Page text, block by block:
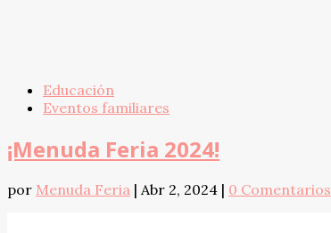
Educación
Eventos familiares
¡Menuda Feria 2024!
por Menuda Feria | Abr 2, 2024 | 0 Comentarios